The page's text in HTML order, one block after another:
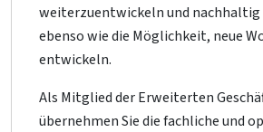
weiterzuentwickeln und nachhaltig
ebenso wie die Möglichkeit, neue
entwickeln.
Als Mitglied der Erweiterten
übernehmen Sie die fachliche und